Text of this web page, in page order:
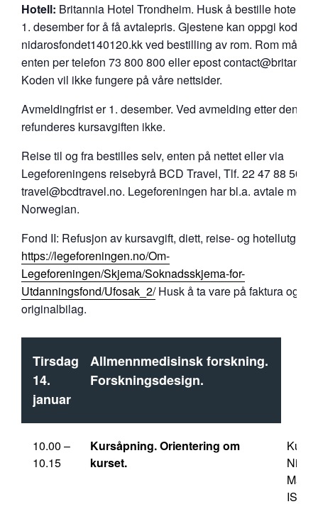
Hotell: Britannia Hotel Trondheim. Husk å bestille
1. desember for å få avtalepris. Gjestene kan oppgi kode:
nidarosfondet140120.kk ved bestilling av rom. Rom må
enten per telefon 73 800 800 eller epost
Koden vil ikke fungere på våre nettsider.
Avmeldingfrist er 1. desember. Ved avmelding etter denne
refunderes kursavgiften ikke.
Reise til og fra bestilles selv, enten på nettet eller via
Legeforeningens reisebyrå BCD Travel, Tlf. 22 47 88 50 –
travel@bcdtravel.no. Legeforeningen har bl.a. avtale med
Norwegian.
Fond II: Refusjon av kursavgift, diett, reise- og hotellutgifter.
https://legeforeningen.no/Om-
Legeforeningen/Skjema/Soknadsskjema-for-
Utdanningsfond/Ufosak_2/Husk å ta vare på faktura og
originalbilag.
Tirsdag
14.
januar
Allmennmedisinsk forskning.
Forskningsdesign.
10.00 –
10.15
Kursåpning. Orientering om
kurset.
Nils
ISM/